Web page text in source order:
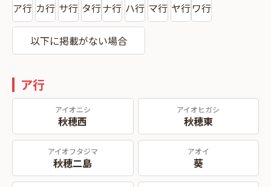
ア行 カ行 サ行 タ行ナ行 ハ行 マ行 ヤ行ワ行
以下に掲載がない場合
ア行
アイオニシ
秋穂西
アイオヒガシ
秋穂東
アイオフタジマ
秋穂二島
アオイ
葵